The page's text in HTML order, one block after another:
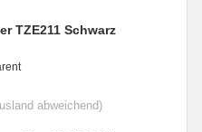
TZE211 Schwarz
abweichend)